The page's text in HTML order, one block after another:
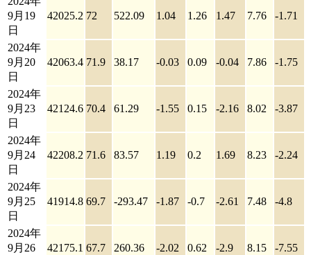
9月19
日
42025.2 72 522.09 1.04 1.26 1.47 7.76 -1.71
2024年
9月20
日
42063.4 71.9 38.17 -0.03 0.09 -0.04 7.86 -1.75
2024年
9月23
日
42124.6 70.4 61.29 -1.55 0.15 -2.16 8.02 -3.87
2024年
9月24
日
42208.2 71.6 83.57 1.19 0.2 1.69 8.23 -2.24
2024年
9月25
日
41914.8 69.7 -293.47 -1.87 -0.7 -2.61 7.48 -4.8
2024年
9月26
42175.1 67.7 260.36 -2.02 0.62 -2.9 8.15 -7.55